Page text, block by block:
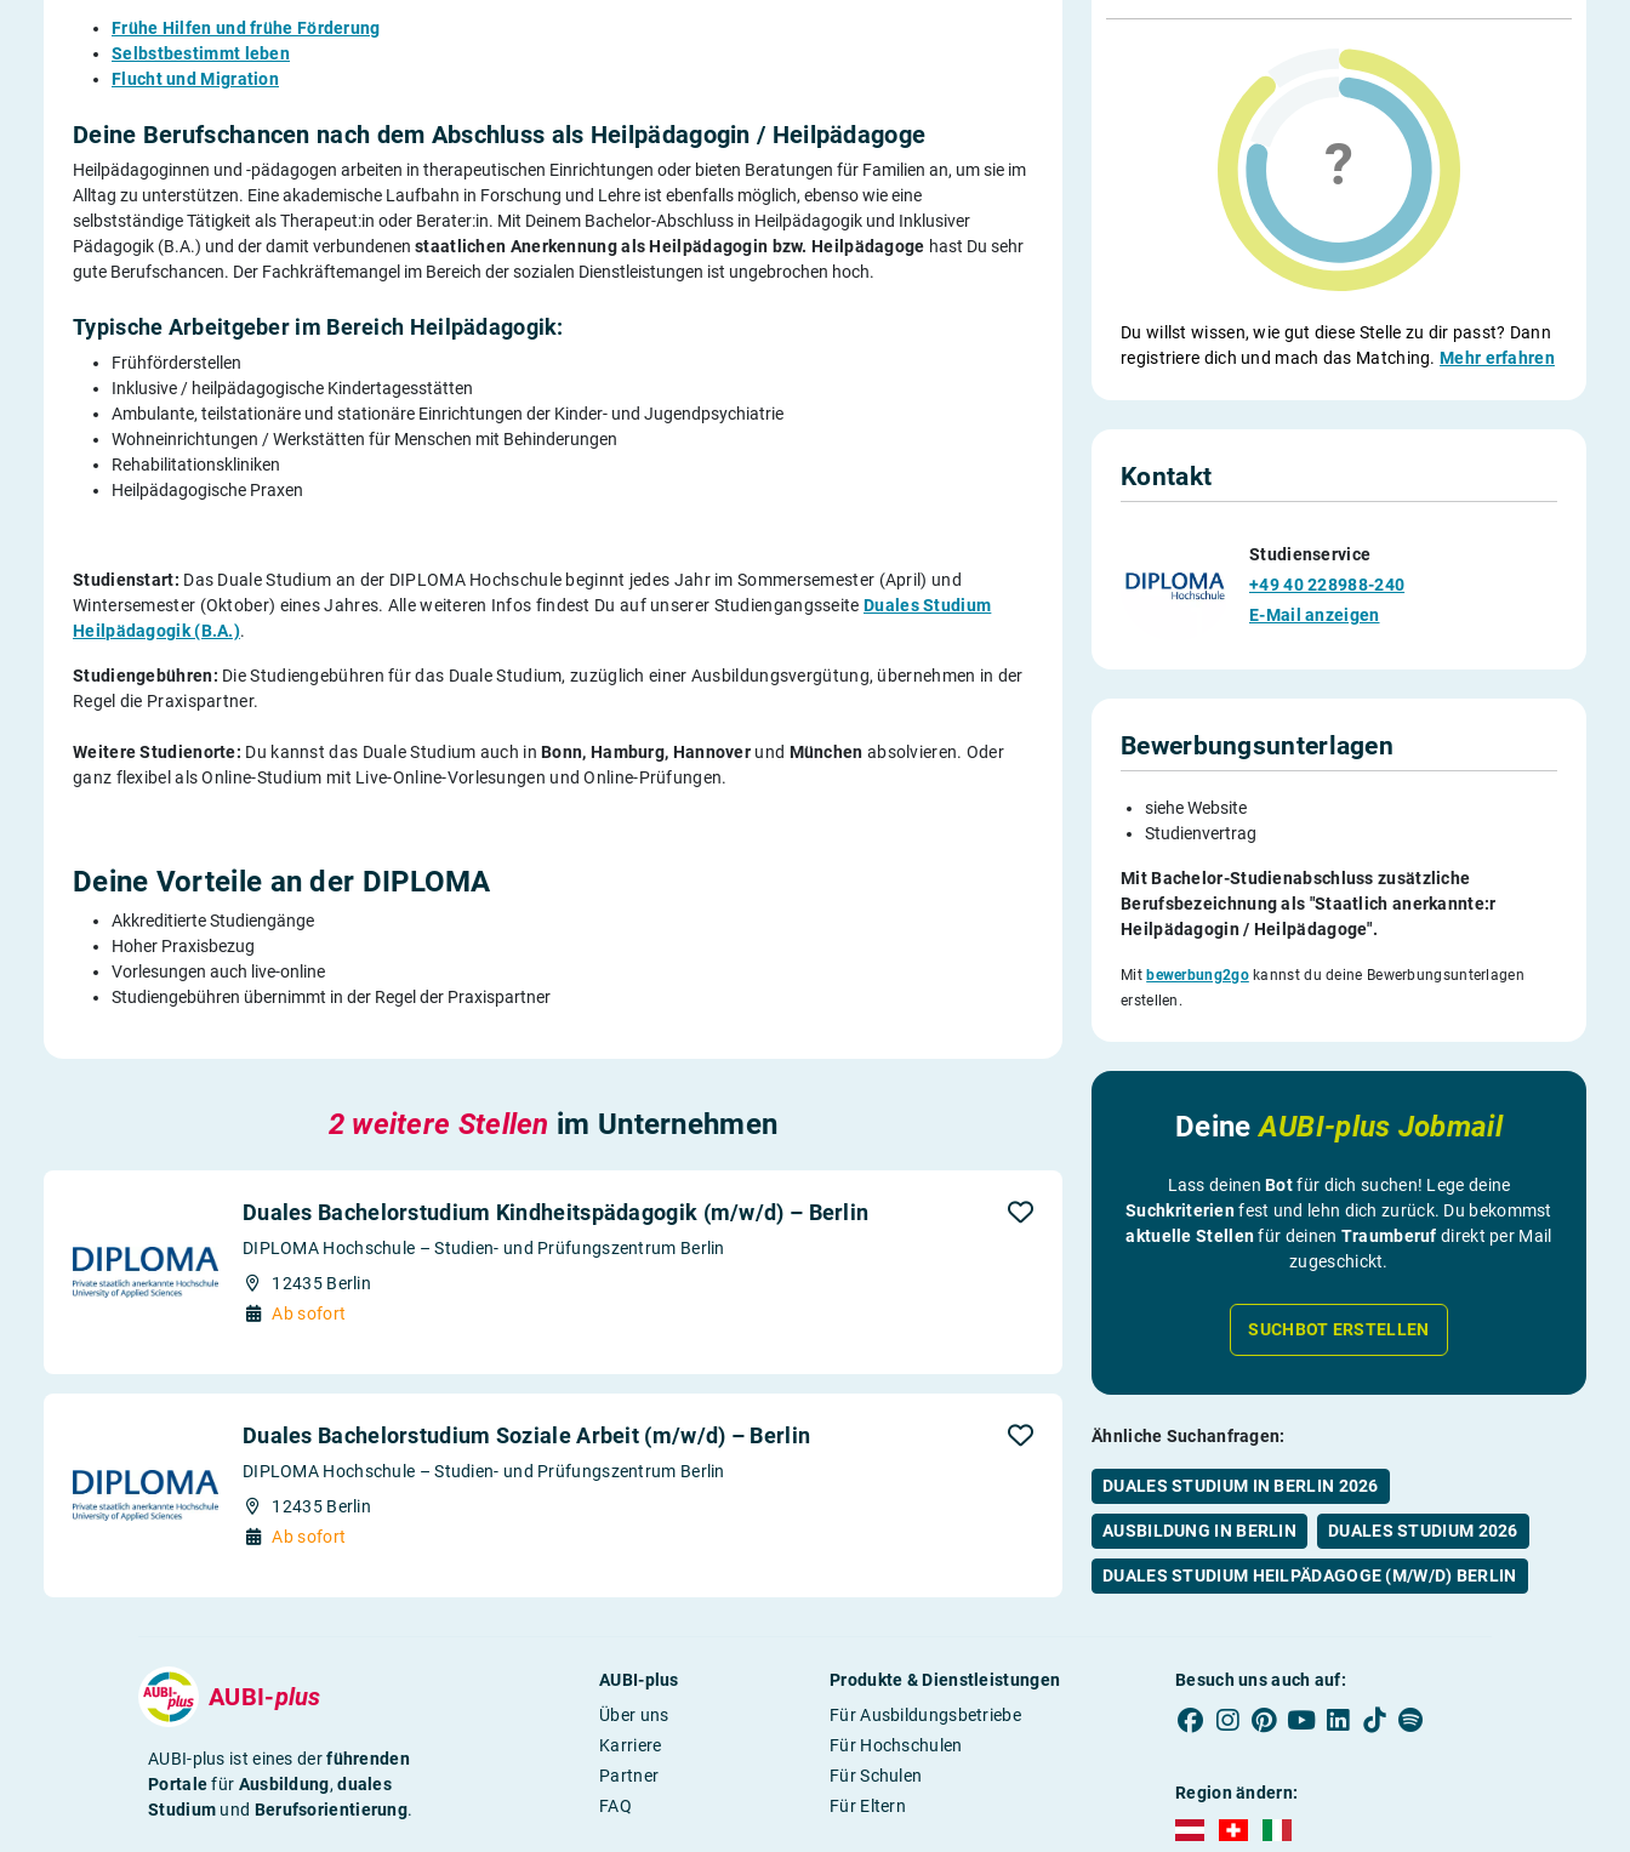
Frühe Hilfen und frühe Förderung
Selbstbestimmt leben
Flucht und Migration
Deine Berufschancen nach dem Abschluss als Heilpädagogin / Heilpädagoge
Heilpädagoginnen und -pädagogen arbeiten in therapeutischen Einrichtungen oder bieten Beratungen für Familien an, um sie im
Alltag zu unterstützen. Eine akademische Laufbahn in Forschung und Lehre ist ebenfalls möglich, ebenso wie eine
selbstständige Tätigkeit als Therapeut:in oder Berater:in. Mit Deinem Bachelor-Abschluss in Heilpädagogik und Inklusiver
Pädagogik (B.A.) und der damit verbundenen staatlichen Anerkennung als Heilpädagogin bzw. Heilpädagoge hast Du sehr
gute Berufschancen. Der Fachkräftemangel im Bereich der sozialen Dienstleistungen ist ungebrochen hoch.
Typische Arbeitgeber im Bereich Heilpädagogik:
Frühförderstellen
Inklusive / heilpädagogische Kindertagesstätten
Ambulante, teilstationäre und stationäre Einrichtungen der Kinder- und Jugendpsychiatrie
Wohneinrichtungen / Werkstätten für Menschen mit Behinderungen
Rehabilitationskliniken
Heilpädagogische Praxen
Studienstart: Das Duale Studium an der DIPLOMA Hochschule beginnt jedes Jahr im Sommersemester (April) und
Wintersemester (Oktober) eines Jahres. Alle weiteren Infos findest Du auf unserer Studiengangsseite Duales Studium
Heilpädagogik (B.A.).
Studiengebühren: Die Studiengebühren für das Duale Studium, zuzüglich einer Ausbildungsvergütung, übernehmen in der
Regel die Praxispartner.
Weitere Studienorte: Du kannst das Duale Studium auch inBonn, Hamburg, Hannover und München absolvieren. Oder
ganz flexibel als Online-Studium mit Live-Online-Vorlesungen und Online-Prüfungen.
Deine Vorteile an der DIPLOMA
Akkreditierte Studiengänge
Hoher Praxisbezug
Vorlesungen auch live-online
Studiengebühren übernimmt in der Regel der Praxispartner
Du willst wissen, wie gut diese Stelle zu dir passt? Dann
registriere dich und mach das Matching.Mehr erfahren
Kontakt
Studienservice
+49 40 228988-240
E-Mail anzeigen
Bewerbungsunterlagen
siehe Website
Studienvertrag
Mit Bachelor-Studienabschluss zusätzliche
Berufsbezeichnung als "Staatlich anerkannte:r
Heilpädagogin / Heilpädagoge".
Mitbewerbung2gokannst du deine Bewerbungsunterlagen
erstellen.
DeineAUBI-plus Jobmail
Lass deinenBotfür dich suchen! Lege deine
Suchkriterienfest und lehn dich zurück. Du bekommst
aktuelle Stellenfür deinen Traumberuf direkt per Mail
zugeschickt.
SUCHBOT ERSTELLEN
Ähnliche Suchanfragen:
DUALES STUDIUM IN BERLIN 2026
AUSBILDUNG IN BERLIN DUALES STUDIUM 2026
DUALES STUDIUM HEILPÄDAGOGE (M/W/D) BERLIN
2 weitere Stellen im Unternehmen
Duales Bachelorstudium Kindheitspädagogik (m/w/d) – Berlin
DIPLOMA Hochschule – Studien- und Prüfungszentrum Berlin
12435 Berlin
Ab sofort
Duales Bachelorstudium Soziale Arbeit (m/w/d) – Berlin
DIPLOMA Hochschule – Studien- und Prüfungszentrum Berlin
12435 Berlin
Ab sofort
AUBI-plus
AUBI-plus ist eines derführenden
Portalefür Ausbildung,duales
Studium und Berufsorientierung.
AUBI-plus
Über uns
Karriere
Partner
FAQ
Produkte & Dienstleistungen
Für Ausbildungsbetriebe
Für Hochschulen
Für Schulen
Für Eltern
Besuch uns auch auf:
Region ändern:
AUBI-plus Österreich (deutsch)